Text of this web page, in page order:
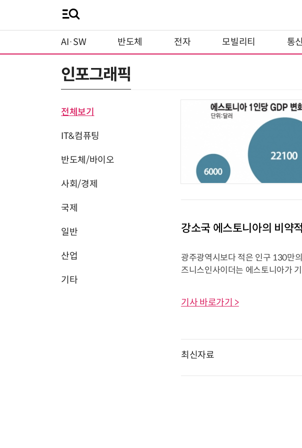
AI·SW 반도체 전자 모빌리티 통신
인포그래픽
전체보기
IT&컴퓨팅
반도체/바이오
사회/경제
국제
일반
산업
기타
강소국 에스토니아의 비약
광주광역시보다 적은 인구 130만
즈니스인사이더는 에스토니아가
기사 바로가기 >
최신자료